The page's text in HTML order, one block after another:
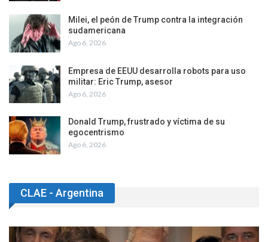
Milei, el peón de Trump contra la integración
sudamericana
Ago 6, 2026
Empresa de EEUU desarrolla robots para uso
militar: Eric Trump, asesor
Ago 6, 2026
Donald Trump, frustrado y víctima de su
egocentrismo
Ago 6, 2026
CLAE - Argentina